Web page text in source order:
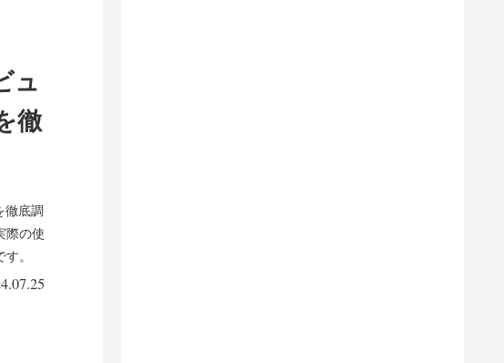
ュ
徹
徹底調
際の使
。